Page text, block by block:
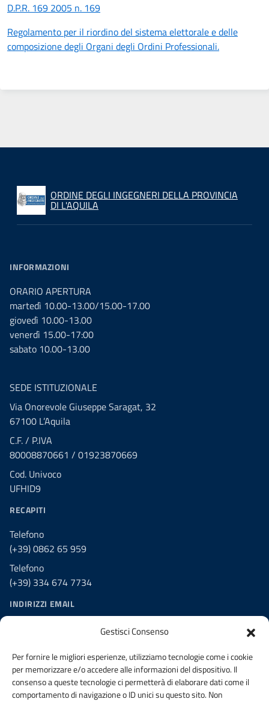
Gestisci Consenso
Per fornire le migliori esperienze, utilizziamo tecnologie come i cookie
per memorizzare e/o accedere alle informazioni del dispositivo. Il
consenso a queste tecnologie ci permetterà di elaborare dati come il
comportamento di navigazione o ID unici su questo sito. Non
D.P.R. 169 2005 n. 169
Regolamento per il riordino del sistema elettorale e delle
composizione degli Organi degli Ordini Professionali.
ORDINE DEGLI INGEGNERI DELLA PROVINCIA
DI L'AQUILA
INFORMAZIONI
ORARIO APERTURA
martedì 10.00-13.00/15.00-17.00
giovedì 10.00-13.00
venerdì 15.00-17:00
sabato 10.00-13.00
SEDE ISTITUZIONALE
Via Onorevole Giuseppe Saragat, 32
67100 L’Aquila
C.F. / P.IVA
80008870661 / 01923870669
Cod. Univoco
UFHID9
RECAPITI
Telefono
(+39) 0862 65 959
Telefono
(+39) 334 674 7734
INDIRIZZI EMAIL
PEO segreteria@laquila.ordingegneri.it
PEC Consiglio di Disciplina
disciplina.ordine.laquila@ingpec.eu